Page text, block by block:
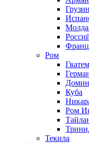
Ром
Куба
Ром
Текила